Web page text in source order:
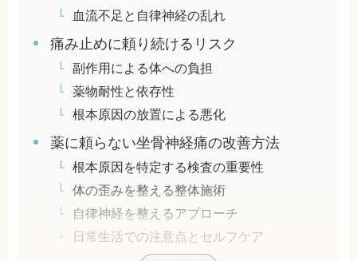
血流不足と自律神経の乱れ
痛み止めに頼り続けるリスク
副作用による体への負担
薬物耐性と依存性
根本原因の放置による悪化
薬に頼らない坐骨神経痛の改善方法
根本原因を特定する検査の重要性
体の歪みを整える整体施術
自律神経を整えるアプローチ
日常生活での注意点とセルフケア